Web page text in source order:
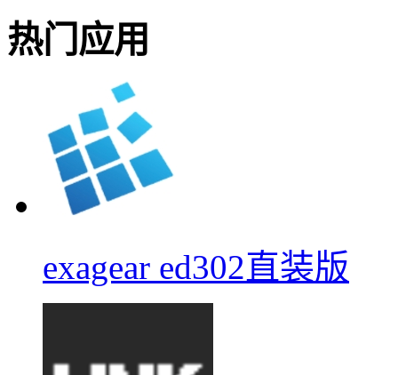
热门应用
exagear ed302直装版